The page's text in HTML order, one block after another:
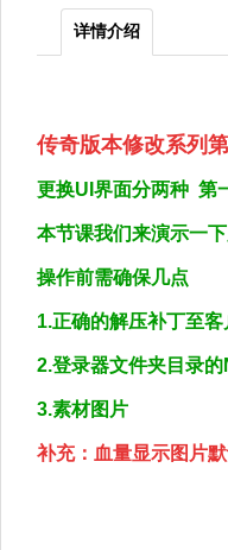
详情介绍
传奇版本修改系列
更换UI界面分两种 第
本节课我们来演示一
操作前需确保几点
1.正确的解压补丁至客
2.登录器文件夹目录
3.素材图片
补充：血量显示图片